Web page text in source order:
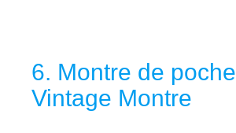
6. Montre de poche
Vintage Montre